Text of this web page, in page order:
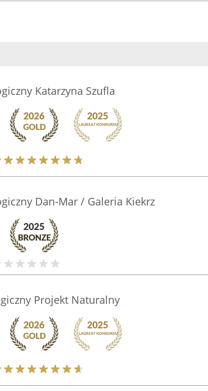
Katarzyna Szufla
Dan-Mar / Galeria Kiekrz
Projekt Naturalny